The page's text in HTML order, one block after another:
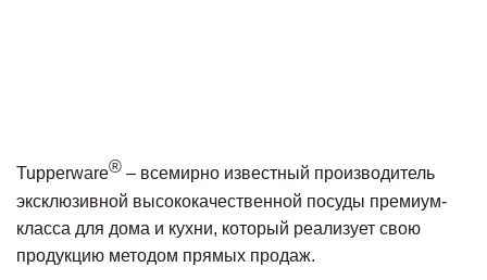
Tupperware® – всемирно известный производитель
эксклюзивной высококачественной посуды премиум-
класса для дома и кухни, который реализует свою
продукцию методом прямых продаж.